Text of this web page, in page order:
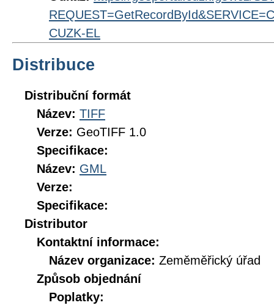
CUZK-EL
Distribuce
Distribuční formát
Název: TIFF
Verze: GeoTIFF 1.0
Specifikace:
Název: GML
Verze:
Specifikace:
Distributor
Kontaktní informace:
Název organizace: Zeměměřický úřad
Způsob objednání
Poplatky: